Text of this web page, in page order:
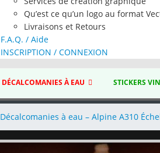
Qu’est ce qu’un logo au format
Livraisons et Retours
F.A.Q. / Aide
INSCRIPTION / CONNEXION
DÉCALCOMANIES À EAU STICKERS
Décalcomanies à eau – Alpine A310